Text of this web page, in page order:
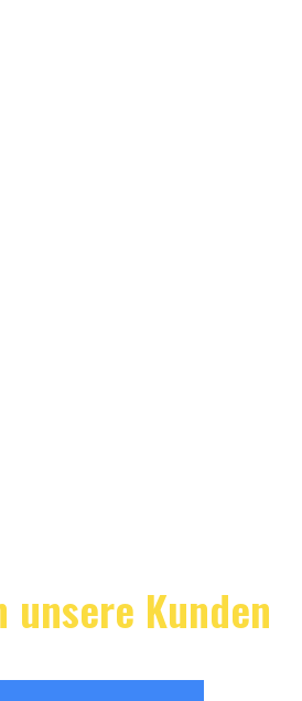
unsere Kunden